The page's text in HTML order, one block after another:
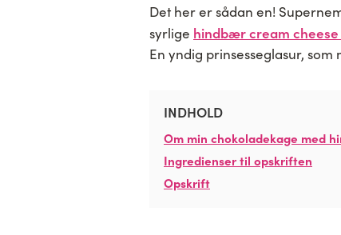
Det her er sådan en!
syrlige hindbær cream
En yndig prinsesseglasur,
INDHOLD
Om min chokoladekage med
Ingredienser til opskriften
Opskrift